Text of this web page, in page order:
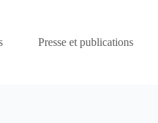
Presse et publications